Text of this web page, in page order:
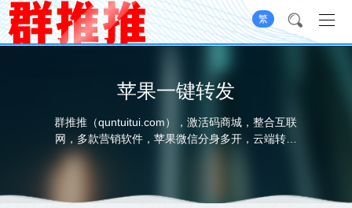
繁
苹果一键转发
群推推（quntuitui.com），激活码商城，整合互联
网，多款营销软件，苹果微信分身多开，云端转发
软件，云端秒抢软件，苹果UDID定制服务，本着绿
卡，无忧售后，全系自助的软件平台，承诺不满意